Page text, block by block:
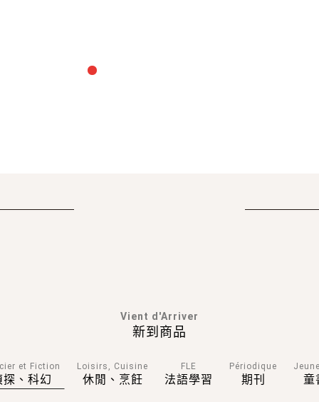
新到商品
Vient d'Arriver
et Fiction
探、科幻
Loisirs, Cuisine
休閒、烹飪
FLE
法語學習
Périodique
期刊 童